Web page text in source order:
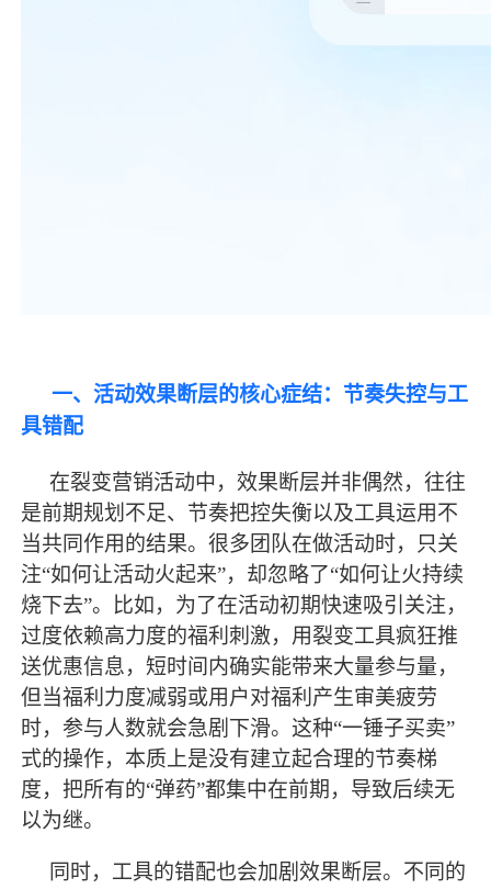
一、活动效果断层的核心症结：节奏失控与工
具错配
在裂变营销活动中，效果断层并非偶然，往往
是前期规划不足、节奏把控失衡以及工具运用不
当共同作用的结果。很多团队在做活动时，只关
注“如何让活动火起来”，却忽略了“如何让火持续
烧下去”。比如，为了在活动初期快速吸引关注，
过度依赖高力度的福利刺激，用裂变工具疯狂推
送优惠信息，短时间内确实能带来大量参与量，
但当福利力度减弱或用户对福利产生审美疲劳
时，参与人数就会急剧下滑。这种“一锤子买卖”
式的操作，本质上是没有建立起合理的节奏梯
度，把所有的“弹药”都集中在前期，导致后续无
以为继。
同时，工具的错配也会加剧效果断层。不同的